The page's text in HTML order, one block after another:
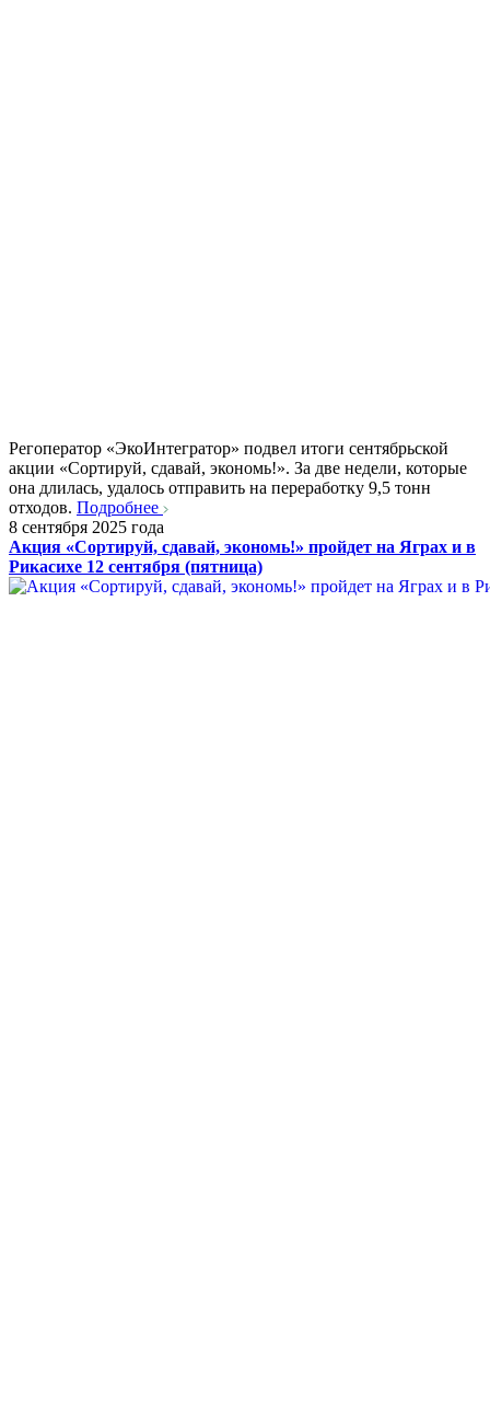
Регоператор «ЭкоИнтегратор» подвел итоги сентябрьской
акции «Сортируй, сдавай, экономь!». За две недели, которые
она длилась, удалось отправить на переработку 9,5 тонн
отходов. Подробнее
8 сентября 2025 года
Акция «Сортируй, сдавай, экономь!» пройдет на Яграх и в
Рикасихе 12 сентября (пятница)